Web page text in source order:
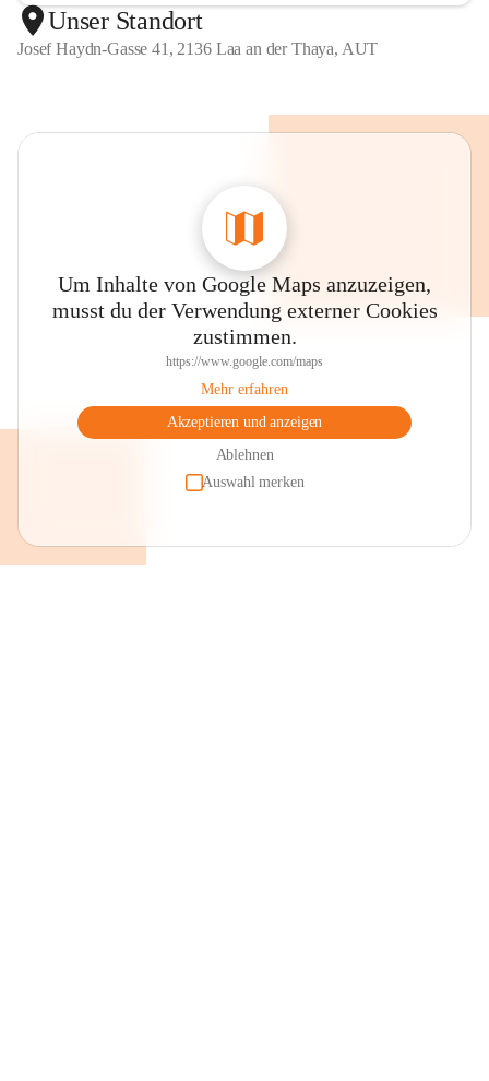
Unser Standort
Josef Haydn-Gasse 41, 2136 Laa an der Thaya, AUT
Um Inhalte von Google Maps anzuzeigen,
musst du der Verwendung externer Cookies
zustimmen.
https://www.google.com/maps
Mehr erfahren
Akzeptieren und anzeigen
Ablehnen
Auswahl merken